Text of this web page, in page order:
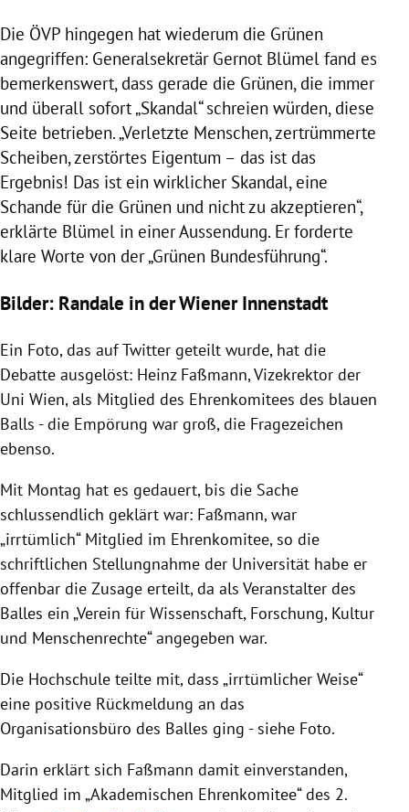
Die ÖVP hingegen hat wiederum die Grünen
angegriffen: Generalsekretär Gernot Blümel fand es
bemerkenswert, dass gerade die Grünen, die immer
und überall sofort „Skandal“ schreien würden, diese
Seite betrieben. „Verletzte Menschen, zertrümmerte
Scheiben, zerstörtes Eigentum – das ist das
Ergebnis! Das ist ein wirklicher Skandal, eine
Schande für die Grünen und nicht zu akzeptieren“,
erklärte Blümel in einer Aussendung. Er forderte
klare Worte von der „Grünen Bundesführung“.
Bilder: Randale in der Wiener Innenstadt
Ein Foto, das aufTwitter geteilt wurde, hat die
Debatte ausgelöst: Heinz Faßmann, Vizekrektor der
Uni Wien, als Mitglied des Ehrenkomitees des blauen
Balls - die Empörung war groß, die Fragezeichen
ebenso.
Mit Montag hat es gedauert, bis die Sache
schlussendlich geklärt war: Faßmann, war
„irrtümlich“ Mitglied im Ehrenkomitee, so die
schriftlichen Stellungnahme der Universität habe er
offenbar die Zusage erteilt, da als Veranstalter des
Balles ein „Verein für Wissenschaft, Forschung, Kultur
und Menschenrechte“ angegeben war.
Die Hochschule teilte mit, dass „irrtümlicher Weise“
eine positive Rückmeldung an das
Organisationsbüro des Balles ging - siehe Foto.
Darin erklärt sich Faßmann damit einverstanden,
Mitglied im „Akademischen Ehrenkomitee“ des 2.